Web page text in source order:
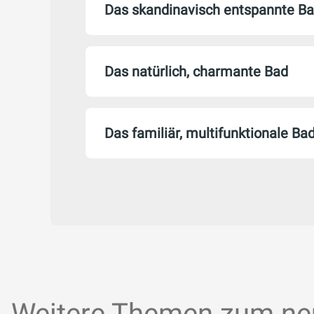
Das skandinavisch entspannte
Das natürlich, charmante Bad
Das familiär, multifunktionale